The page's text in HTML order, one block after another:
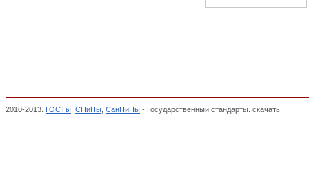
2010-2013. ГОСТы СНиПы СанПиНы - Государственный стандарты. скачать